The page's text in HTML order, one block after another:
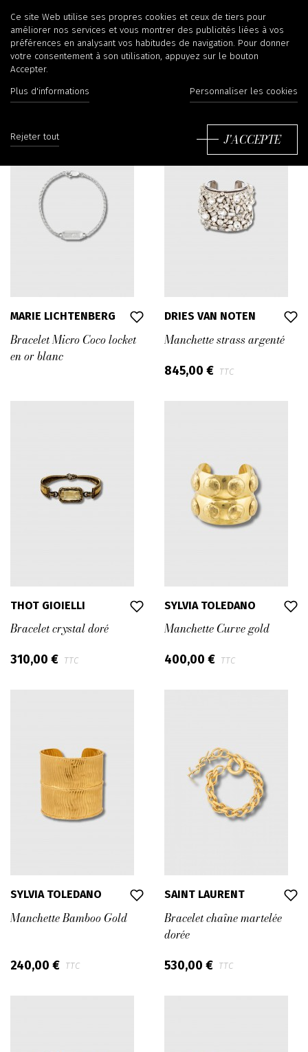
Bracelets
MARIE LICHTENBERG
Bracelet Micro Coco locket
en or blanc
DRIES VAN NOTEN
Manchette strass argenté
845,00 € TTC
THOT GIOIELLI
Bracelet crystal doré
310,00 € TTC
SYLVIA TOLEDANO
Manchette Curve gold
400,00 € TTC
SYLVIA TOLEDANO
Manchette Bamboo Gold
240,00 € TTC
SAINT LAURENT
Bracelet chaîne martelée
dorée
530,00 € TTC
Ce site Web utilise ses propres cookies et ceux de tiers pour
améliorer nos services et vous montrer des publicités liées à vos
préférences en analysant vos habitudes de navigation. Pour donner
votre consentement à son utilisation, appuyez sur le bouton
Accepter.
Plus d'informations Personnaliser les cookies
Rejeter tout J'ACCEPTE